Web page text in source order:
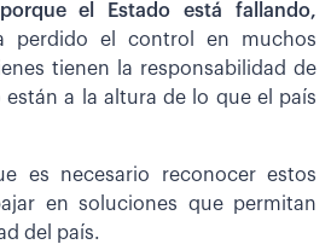
el Estado está fallando,
perdido el control en muchos
tienen la responsabilidad de
a la altura de lo que el país
es necesario reconocer estos
en soluciones que permitan
del país.